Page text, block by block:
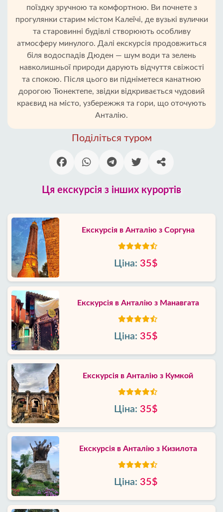
поїздку зручною та комфортною. Ви почнете з
прогулянки старим містом Калеїчі, де вузькі вулички
та старовинні будівлі створюють особливу
атмосферу минулого. Далі екскурсія продовжиться
біля водоспадів Дюден — шум води та зелень
навколишньої природи дарують відчуття свіжості
та спокою. Після цього ви підніметеся канатною
дорогою Тюнектепе, звідки відкривається чудовий
краєвид на місто, узбережжя та гори, що оточують
Анталію.
Поділіться туром
Ця екскурсія з інших курортів
Екскурсія в Анталію з Соргуна
Ціна: 35$
Екскурсія в Анталію з Манавгата
Ціна: 35$
Екскурсія в Анталію з Кумкой
Ціна: 35$
Екскурсія в Анталію з Кизилота
Ціна: 35$